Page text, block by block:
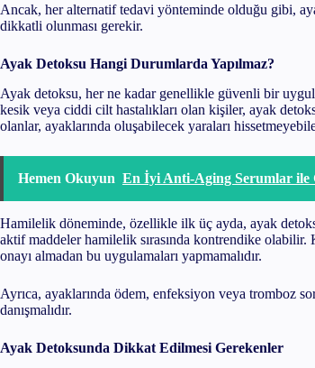
Ancak, her alternatif tedavi yönteminde olduğu gibi,
dikkatli olunması gerekir.
Ayak Detoksu Hangi Durumlarda Yapılmaz?
Ayak detoksu, her ne kadar genellikle güvenli bir
kesik veya ciddi cilt hastalıkları olan kişiler, ayak
olanlar, ayaklarında oluşabilecek yaraları
Hemen Okuyun En İyi Anti-Aging Serumlar ile
Hamilelik döneminde, özellikle ilk üç ayda, ayak
aktif maddeler hamilelik sırasında kontrendike
onayı almadan bu uygulamaları yapmamalıdır.
Ayrıca, ayaklarında ödem, enfeksiyon veya tromboz
danışmalıdır.
Ayak Detoksunda Dikkat Edilmesi Gerekenler